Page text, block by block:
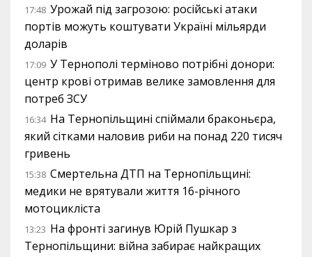
17:48 Урожай під загрозою: російські атаки
портів можуть коштувати Україні мільярди
доларів
17:09 У Тернополі терміново потрібні донори:
центр крові отримав велике замовлення для
потреб ЗСУ
16:34 На Тернопільщині спіймали браконьєра,
який сітками наловив риби на понад 220 тисяч
гривень
15:38 Смертельна ДТП на Тернопільщині:
медики не врятували життя 16-річного
мотоцикліста
13:23 На фронті загинув Юрій Пушкар з
Тернопільщини: війна забирає найкращих